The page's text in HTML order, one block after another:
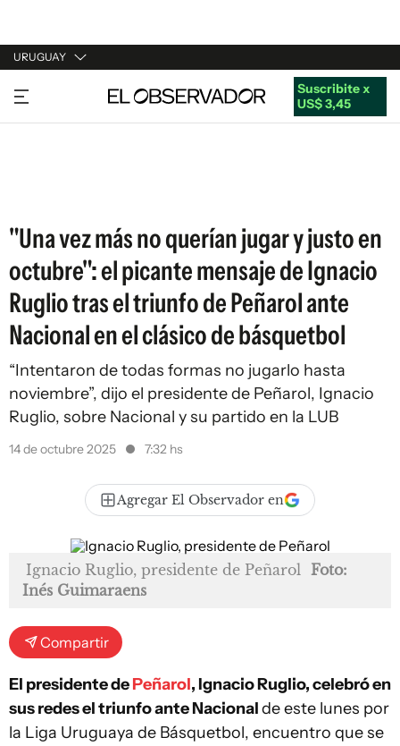
URUGUAY
URUGUAY
ARGENTINA
Suscribite x
US$ 3,45
"Una vez más no querían jugar y justo en
octubre": el picante mensaje de Ignacio
Ruglio tras el triunfo de Peñarol ante
Nacional en el clásico de básquetbol
“Intentaron de todas formas no jugarlo hasta
noviembre”, dijo el presidente de Peñarol, Ignacio
Ruglio, sobre Nacional y su partido en la LUB
14 de octubre 2025 7:32 hs
Agregar El Observador en
Ignacio Ruglio, presidente de Peñarol Foto:
Inés Guimaraens
Compartir
El presidente dePeñarol, Ignacio Ruglio, celebró en
sus redes el triunfo ante Nacionalde este lunes por
la Liga Uruguaya de Básquetbol, encuentro que se